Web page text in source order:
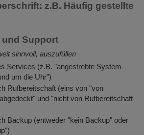
z.B. Häufig gestellte
Support
sinnvoll, auszufüllen
Services (z.B. "angestrebte System-
um die Uhr")
Rufbereitschaft (eins von "von
und "nicht von Rufbereitschaft
Backup (entweder "kein Backup" oder